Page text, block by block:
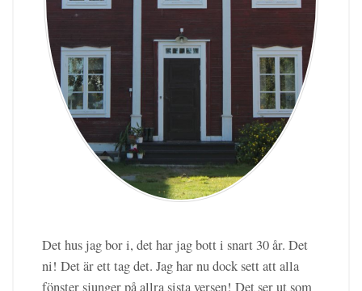
Det hus jag bor i, det har jag bott i snart 30 år. Det
ni! Det är ett tag det. Jag har nu dock sett att alla
fönster sjunger på allra sista versen! Det ser ut som